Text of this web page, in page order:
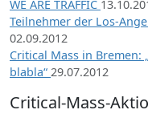
WE ARE TRAFFIC
Teilnehmer der Los-
02.09.2012
Critical Mass in Bremen:
blabla“ 29.07.2012
Critical-Mass-